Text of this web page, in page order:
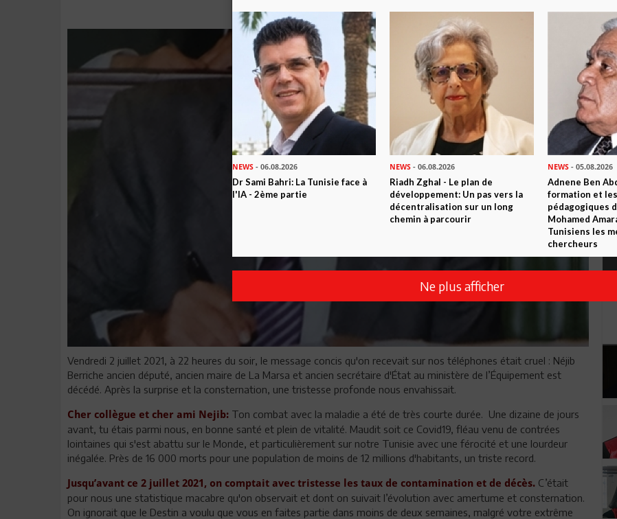
Vendredi 2 juillet 2021, à 22 heures du soir, le message concis qu'on recevait sur nos téléphones était cruel : Néjib
Berriche ancien député, ancien maire de La Marsa et ancien secrétaire d'État au ministère de l’Équipement est
décédé. Après la surprise et la consternation, une tristesse profonde nous envahissait.
Cher collègue et cher ami Nejib: Ton combat avec la maladie a été de très courte durée. Une dizaine de jours
avant, tu étais parmi nous, en bonne santé et plein de vitalité. Maudit soit ce Covid19, fléau venu de contrées
lointaines qui s'est abattu sur le Monde, et particulièrement sur notre Tunisie avec une férocité et une lourdeur
inégalée. Près de 16 000 morts pour une population de moins de 12 millions d'habitants, un triste record.
Jusqu’avant ce 2 juillet 2021, on comptait avec tristesse les taux de contamination et de décès. C’était
pour nous une statistique macabre qu'on observait et dont on suivait l’évolution avec amertume et consternation.
On ignorait que le Destin a voulu que vous en faites partie dans moins de deux semaines, malgré votre extrême
NEWS - 06.08.2026
Dr Sami Bahri: La Tunisie face à
l'IA - 2ème partie
NEWS - 06.08.2026
Riadh Zghal - Le plan de
développement: Un pas vers la
décentralisation sur un long
chemin à parcourir
NEWS- 05.08.2026
Adnene Ben
formation et
pédagogiques
Mohamed
Tunisiens les
chercheurs
Ne plus afficher